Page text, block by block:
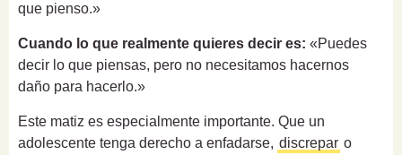
que pienso.»
Cuando lo que realmente quieres decir es: «Puedes
decir lo que piensas, pero no necesitamos hacernos
daño para hacerlo.»
Este matiz es especialmente importante. Que un
adolescente tenga derecho a enfadarse, discrepar o